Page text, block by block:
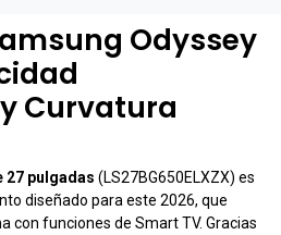
Odyssey
Curvatura
27 pulgadas (LS27BG650ELXZX) es
diseñado para este 2026, que
con funciones de Smart TV. Gracias